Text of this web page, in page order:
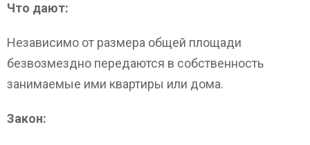
Что дают:
Независимо от размера общей площади
безвозмездно передаются в собственность
занимаемые ими квартиры или дома.
Закон: